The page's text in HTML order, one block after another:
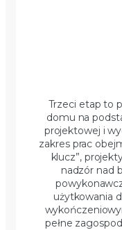
Trzeci etap to
domu na
projektowej i
zakres prac
klucz”,
nadzór nad
użytkowania
pełne